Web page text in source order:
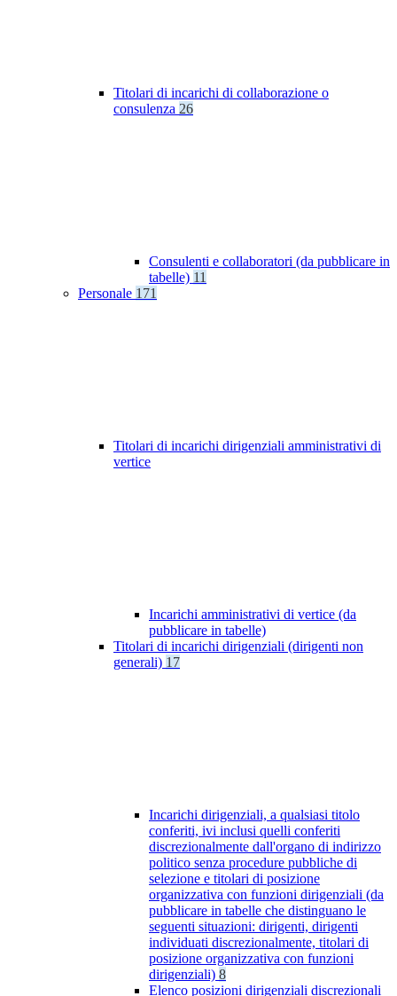
Titolari di incarichi di collaborazione o
consulenza 26
Consulenti e collaboratori (da pubblicare in
tabelle) 11
Personale 171
Titolari di incarichi dirigenziali amministrativi di
vertice
Incarichi amministrativi di vertice (da
pubblicare in tabelle)
Titolari di incarichi dirigenziali (dirigenti non
generali) 17
Incarichi dirigenziali, a qualsiasi titolo
conferiti, ivi inclusi quelli conferiti
discrezionalmente dall'organo di indirizzo
politico senza procedure pubbliche di
selezione e titolari di posizione
organizzativa con funzioni dirigenziali (da
pubblicare in tabelle che distinguano le
seguenti situazioni: dirigenti, dirigenti
individuati discrezionalmente, titolari di
posizione organizzativa con funzioni
dirigenziali) 8
Elenco posizioni dirigenziali discrezionali